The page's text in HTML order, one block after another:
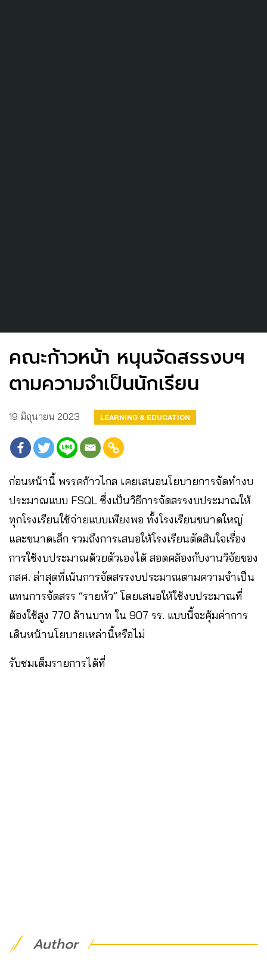
คณะก้าวหน้า หนุนจัดสรรงบฯ
ตามความจำเป็นนักเรียน
19 มิถุนายน 2023 LEARNING & EDUCATION
ก่อนหน้านี้ พรรคก้าวไกล เคยเสนอนโยบายการจัดทำงบ
ประมาณแบบ FSQL ซึ่งเป็นวิธีการจัดสรรงบประมาณให้
ทุกโรงเรียนใช้จ่ายแบบเพียงพอ ทั้งโรงเรียนขนาดใหญ่
และขนาดเล็ก รวมถึงการเสนอให้โรงเรียนตัดสินใจเรื่อง
การใช้งบประมาณด้วยตัวเองได้ สอดคล้องกับงานวิจัยของ
กสศ. ล่าสุดที่เน้นการจัดสรรงบประมาณตามความจำเป็น
แทนการจัดสรร “รายหัว” โดยเสนอให้ใช้งบประมาณที่
ต้องใช้สูง 770 ล้านบาท ใน 907 รร. แบบนี้จะคุ้มค่าการ
เดินหน้านโยบายเหล่านี้หรือไม่
รับชมเต็มรายการได้ที่
Author